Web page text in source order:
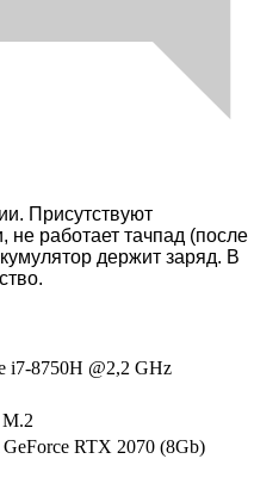
Присутствуют
не работает тачпад (после
держит заряд. В
i7-8750H @2,2 GHz
RTX 2070 (8Gb)